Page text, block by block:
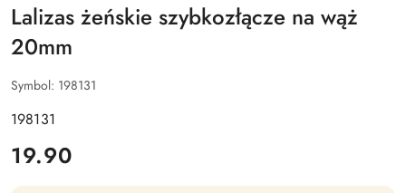
Lalizas żeńskie szybkozłącze na wąż
20mm
Symbol: 198131
198131
cena:
19.90